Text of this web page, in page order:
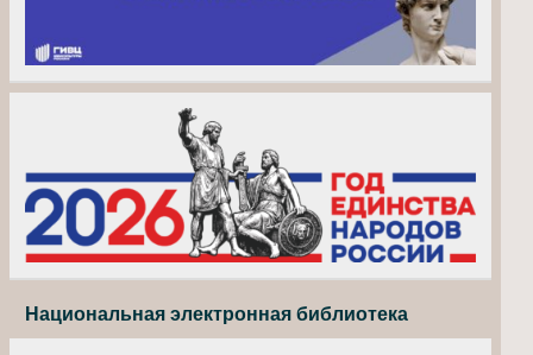
Национальная электронная библиотека